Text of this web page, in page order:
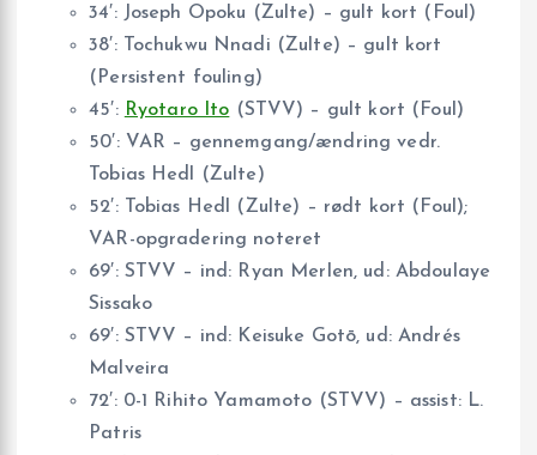
34′: Joseph Opoku (Zulte) – gult kort (Foul)
38′: Tochukwu Nnadi (Zulte) – gult kort
(Persistent fouling)
45′: Ryotaro Ito (STVV) – gult kort (Foul)
50′: VAR – gennemgang/ændring vedr.
Tobias Hedl (Zulte)
52′: Tobias Hedl (Zulte) – rødt kort (Foul);
VAR-opgradering noteret
69′: STVV – ind: Ryan Merlen, ud: Abdoulaye
Sissako
69′: STVV – ind: Keisuke Gotō, ud: Andrés
Malveira
72′: 0-1 Rihito Yamamoto (STVV) – assist: L.
Patris